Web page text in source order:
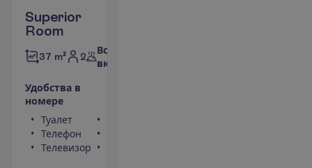
Superior
Room
37 m² 2
Все
включено
Удобства в
номере
Туалет
Телефон
Телевизор